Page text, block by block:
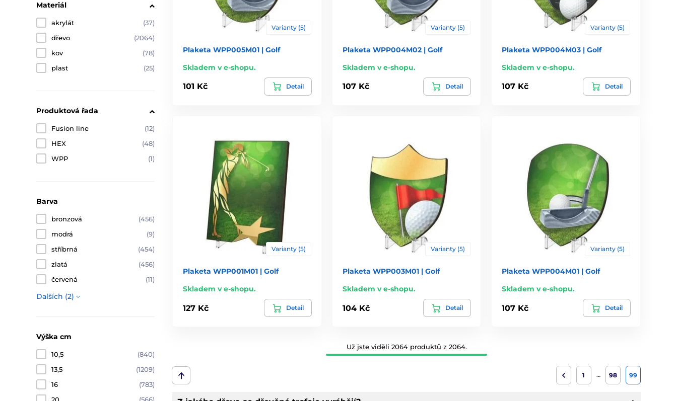
Materiál
akrylát
(37)
dřevo
(2064)
kov
(78)
plast
(25)
Produktová řada
Fusion line
(12)
HEX
(48)
WPP
(1)
Barva
bronzová
(456)
modrá
(9)
stříbrná
(454)
zlatá
(456)
červená
(11)
Dalších (2)
Výška cm
10,5
(840)
13,5
(1209)
16
(783)
Varianty (5)
Plaketa WPP005M01 | Golf
Skladem v e-shopu.
101 Kč Detail
Varianty (5)
Plaketa WPP004M02 | Golf
Skladem v e-shopu.
107 Kč Detail
Varianty (5)
Plaketa WPP004M03 | Golf
Skladem v e-shopu.
107 Kč Detail
Varianty (5)
Plaketa WPP001M01 | Golf
Skladem v e-shopu.
127 Kč Detail
Varianty (5)
Plaketa WPP003M01 | Golf
Skladem v e-shopu.
104 Kč Detail
Varianty (5)
Plaketa WPP004M01 | Golf
Skladem v e-shopu.
107 Kč Detail
Už jste viděli 2064 produktů z 2064.
1 … 98 99